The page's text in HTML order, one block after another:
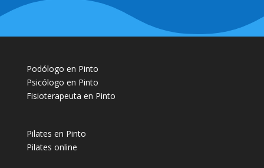
Podólogo en Pinto
Psicólogo en Pinto
Fisioterapeuta en Pinto
Pilates en Pinto
Pilates online